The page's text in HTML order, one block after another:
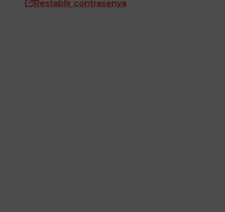
Restablir contrasenya